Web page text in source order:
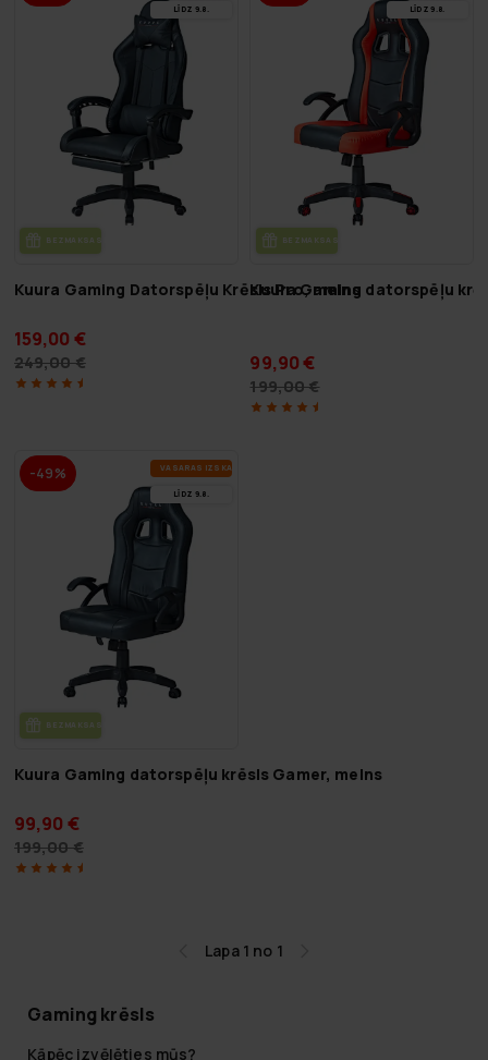
LĪDZ 9.8.
BEZ­MAK­SAS PIE­GĀ­DE
Kuura Gaming Datorspēļu Krēsls Pro, melns
159,00 €
249,00 €
LĪDZ 9.8.
BEZ­MAK­SAS PIE­GĀ­DE
Kuura Gaming datorspēļu
99,90 €
199,00 €
-49% VA­SA­RAS IZ­SKA­ŅA
LĪDZ 9.8.
BEZ­MAK­SAS PIE­GĀ­DE
Kuura Gaming datorspēļu krēsls Gamer, melns
99,90 €
199,00 €
Lapa 1 no 1
Gaming krēsls
Kāpēc izvēlēties mūs?